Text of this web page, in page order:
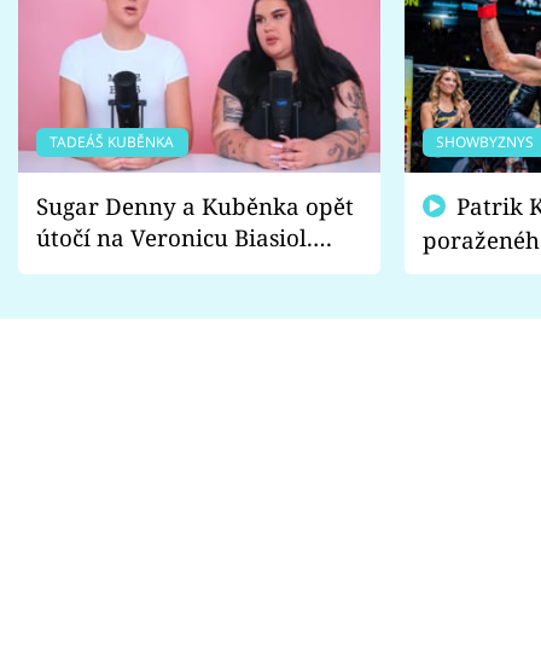
TADEÁŠ KUBĚNKA
Sugar Denny a Kuběnka opět
útočí na Veronicu Biasiol.
Proč je podle nich falešná a
SHOWBYZNYS
fanoušci